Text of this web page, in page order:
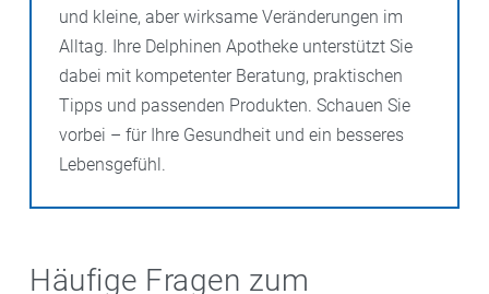
und kleine, aber wirksame Veränderungen im
Alltag. Ihre Delphinen Apotheke unterstützt Sie
dabei mit kompetenter Beratung, praktischen
Tipps und passenden Produkten. Schauen Sie
vorbei – für Ihre Gesundheit und ein besseres
Lebensgefühl.
Häufige Fragen zum